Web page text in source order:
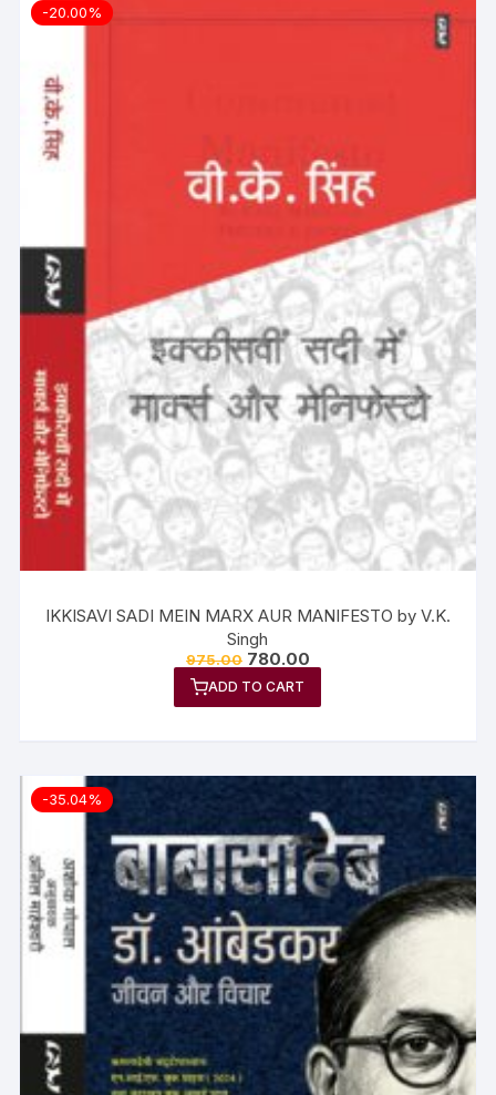
-20.00%
IKKISAVI SADI MEIN MARX AUR MANIFESTO by V.K.
Singh
975.00 780.00
ADD TO CART
-35.04%